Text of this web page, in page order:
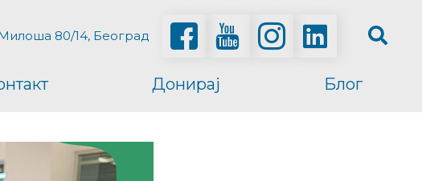
80/14, Београд
Донирај Блог